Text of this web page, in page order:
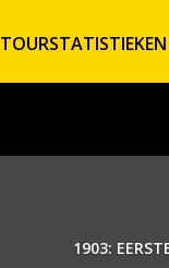
TOURSTATISTIEKEN
1903: